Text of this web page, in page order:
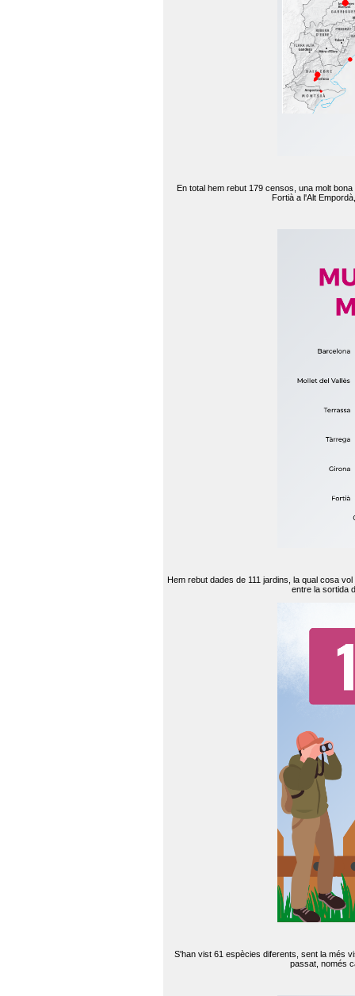
En total hem rebut 179 censos, una molt
Fortià a l'Alt
Hem rebut dades de 111 jardins, la qual cosa
entre la sortida
S'han vist 61 espècies diferents, sent la més
passat, només